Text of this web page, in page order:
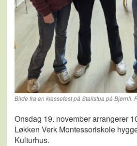
Bilde fra en klassefest på Stallstua på Bjørnli.
Onsdag 19. november arrangerer
Løkken Verk Montessoriskole
Kulturhus.